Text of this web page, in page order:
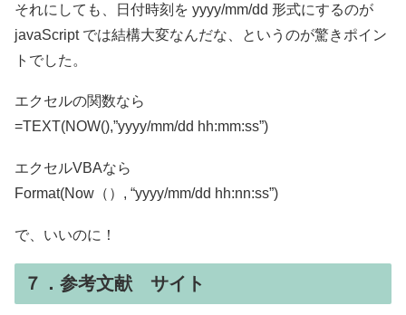
それにしても、日付時刻を yyyy/mm/dd 形式にするのが
javaScript では結構大変なんだな、というのが驚きポイン
トでした。
エクセルの関数なら
=TEXT(NOW(),”yyyy/mm/dd hh:mm:ss”)
エクセルVBAなら
Format(Now（）, “yyyy/mm/dd hh:nn:ss”)
で、いいのに！
７．参考文献 サイト